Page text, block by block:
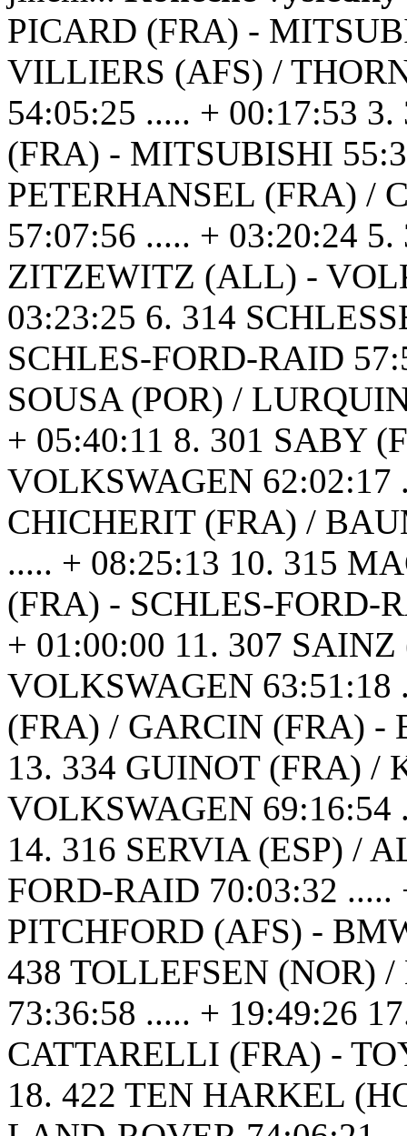
PICARD (FRA) -
VILLIERS (AFS) /
54:05:25 ..... + 00:17:53
(FRA) - MITSUBISHI
PETERHANSEL (FRA) /
57:07:56 ..... + 03:20:24
ZITZEWITZ (ALL) -
03:23:25 6. 314
SCHLES-FORD-RAID
SOUSA (POR) /
+ 05:40:11 8. 301 SABY
VOLKSWAGEN 62:02:17
CHICHERIT (FRA) /
..... + 08:25:13 10. 315
(FRA) - SCHLES-FORD-
+ 01:00:00 11. 307
VOLKSWAGEN 63:51:18
(FRA) / GARCIN (FRA) -
13. 334 GUINOT (FRA) /
VOLKSWAGEN 69:16:54
14. 316 SERVIA (ESP) /
FORD-RAID 70:03:32
PITCHFORD (AFS) -
438 TOLLEFSEN (NOR)
73:36:58 ..... + 19:49:26
CATTARELLI (FRA) -
18. 422 TEN HARKEL